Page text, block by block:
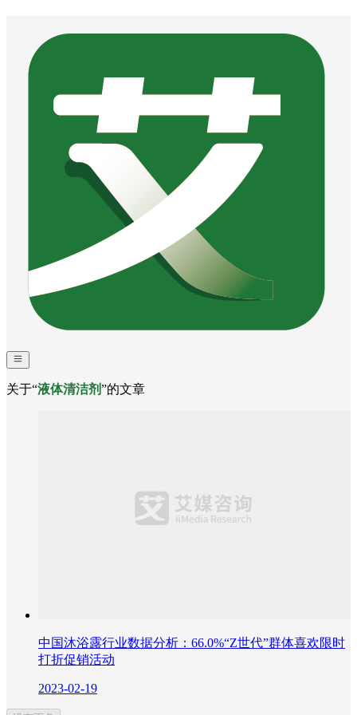
关于“液体清洁剂”的文章
中国沐浴露行业数据分析：66.0%“Z世代”群体喜欢限时
打折促销活动
2023-02-19